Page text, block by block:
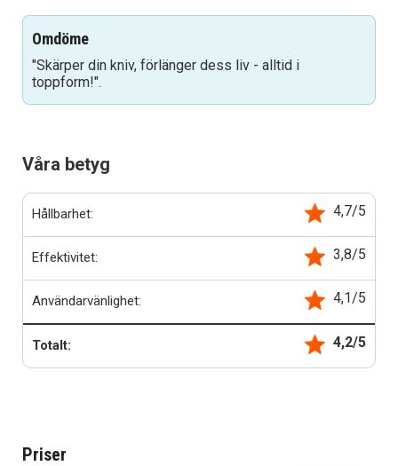
Omdöme
"Skärper din kniv, förlänger dess liv - alltid i
toppform!".
Våra betyg
Hållbarhet: 4,7/5
Effektivitet: 3,8/5
Användarvänlighet: 4,1/5
Totalt: 4,2/5
Priser